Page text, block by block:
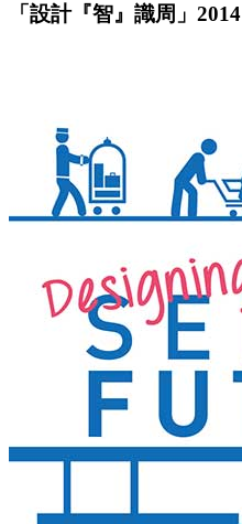
「設計『智』識周」2014